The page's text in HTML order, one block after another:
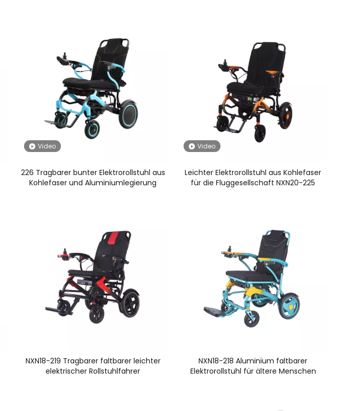
Video
226 Tragbarer bunter Elektrorollstuhl aus
Kohlefaser und Aluminiumlegierung
Video
Leichter Elektrorollstuhl aus Kohlefaser
für die Fluggesellschaft NXN20-225
NXN18-219 Tragbarer faltbarer leichter
elektrischer Rollstuhlfahrer
NXN18-218 Aluminium faltbarer
Elektrorollstuhl für ältere Menschen